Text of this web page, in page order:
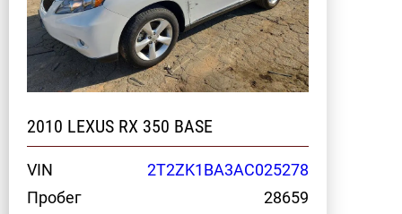
2010 LEXUS RX 350 BASE
VIN
2T2ZK1BA3AC025278
Пробег
28659